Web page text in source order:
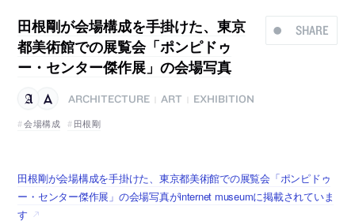
SHARE
田根剛が会場構成を手掛けた、東京
都美術館での展覧会「ポンピドゥ
ー・センター傑作展」の会場写真
ARCHITECTURE ART
EXHIBITION
会場構成
田根剛
田根剛が会場構成を手掛けた、東京都美術館での展覧会「ポンピドゥ
ー・センター傑作展」の会場写真がinternet museumに掲載されていま
す